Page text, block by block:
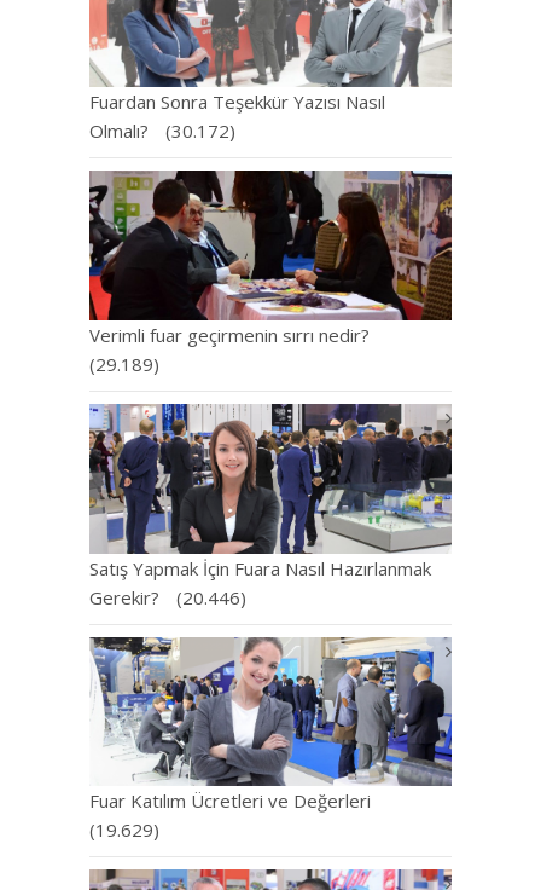
Fuardan Sonra Teşekkür Yazısı Nasıl
Olmalı?
(30.172)
Verimli fuar geçirmenin sırrı nedir?
(29.189)
Satış Yapmak İçin Fuara Nasıl Hazırlanmak
Gerekir?
(20.446)
Fuar Katılım Ücretleri ve Değerleri
(19.629)